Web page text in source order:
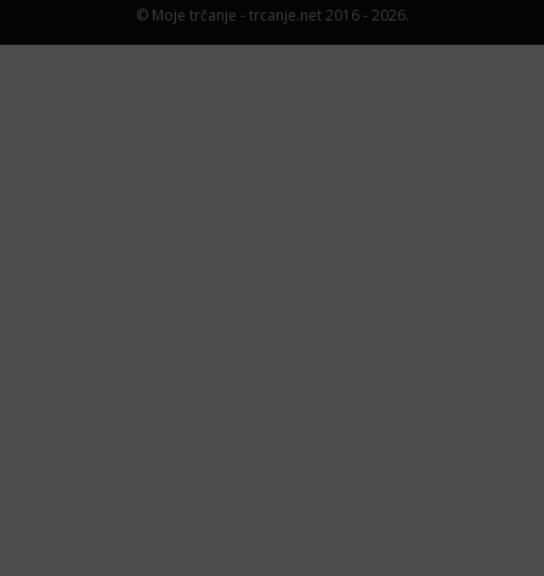
© Moje trčanje - trcanje.net 2016 - 2026.